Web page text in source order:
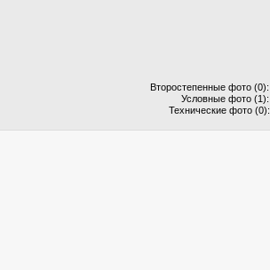
Второстепенные фото (0):
Условные фото (1):
Технические фото (0):